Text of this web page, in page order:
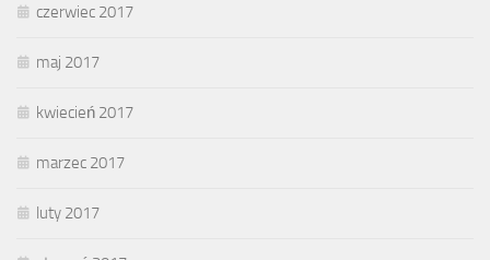
czerwiec 2017
maj 2017
kwiecień 2017
marzec 2017
luty 2017